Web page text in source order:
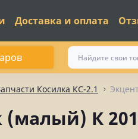
Доставка и оплата
Косилка КС-2.1
(малый) К